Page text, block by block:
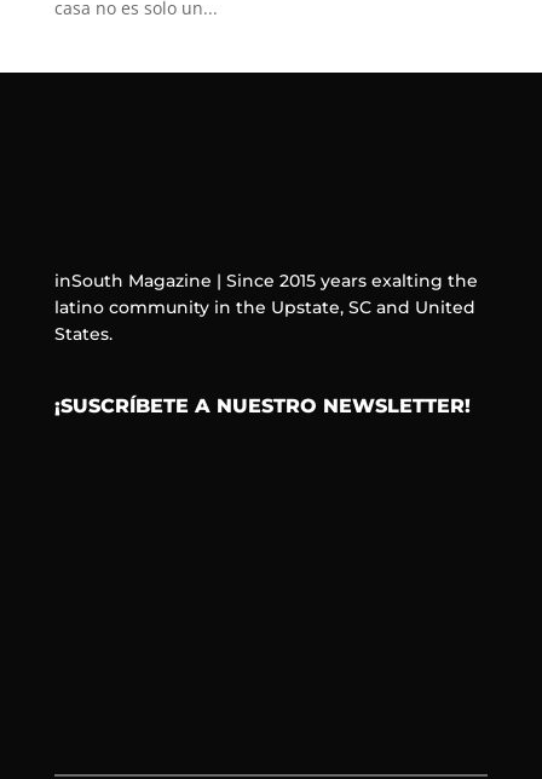
casa no es solo un...
inSouth Magazine | Since 2015 years exalting the
latino community in the Upstate, SC and United
States.
¡SUSCRÍBETE A NUESTRO NEWSLETTER!